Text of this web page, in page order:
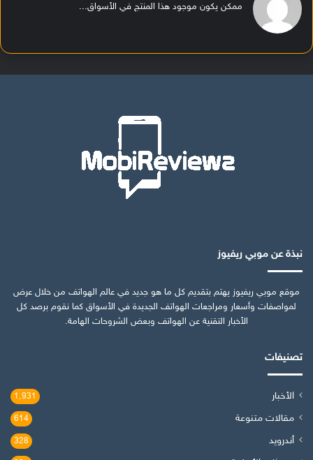
ممكن يكون موجود هذا المنتج في الأسواق...
نبذة عن موبي ريفيوز
موقع موبي ريفيوز يهتم بتقديم كل ما هو جديد في عالم الهواتف من خلال عرض
لمواصفات وأسعار ومراجعات الهواتف الجديدة في الأسواق كما نقوم برصد كل
الأخبار التقنية عن الهواتف وبعض الشروحات الهامة.
تصنيفات
الأخبار 1٬931
مقالات متنوعة 614
أندرويد 328